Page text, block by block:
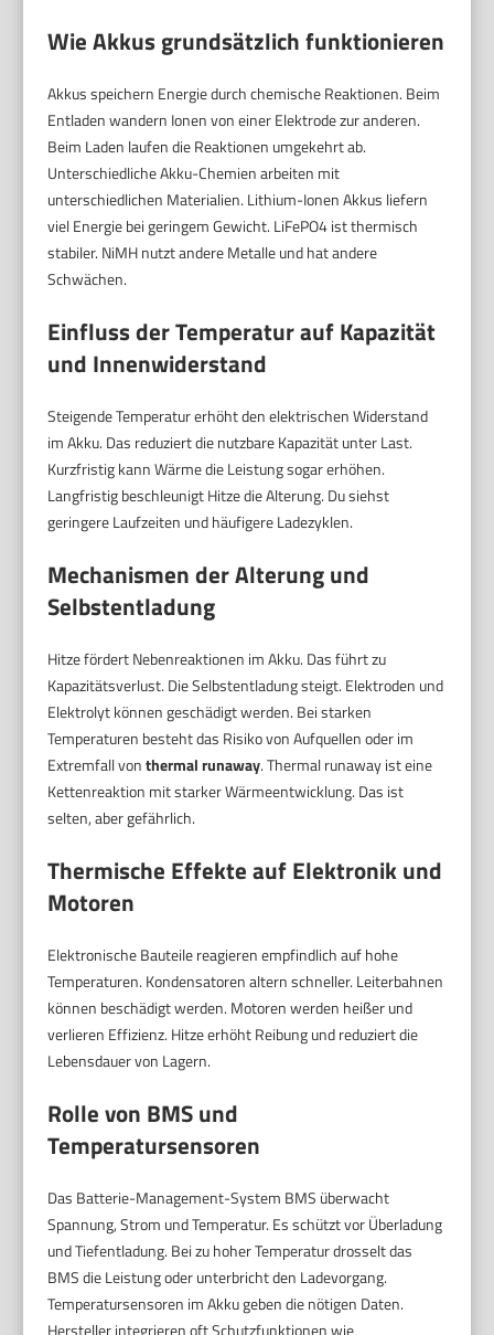
Wie Akkus grundsätzlich funktionieren
Akkus speichern Energie durch chemische Reaktionen. Beim
Entladen wandern Ionen von einer Elektrode zur anderen.
Beim Laden laufen die Reaktionen umgekehrt ab.
Unterschiedliche Akku-Chemien arbeiten mit
unterschiedlichen Materialien. Lithium-Ionen Akkus liefern
viel Energie bei geringem Gewicht. LiFePO4 ist thermisch
stabiler. NiMH nutzt andere Metalle und hat andere
Schwächen.
Einfluss der Temperatur auf Kapazität
und Innenwiderstand
Steigende Temperatur erhöht den elektrischen Widerstand
im Akku. Das reduziert die nutzbare Kapazität unter Last.
Kurzfristig kann Wärme die Leistung sogar erhöhen.
Langfristig beschleunigt Hitze die Alterung. Du siehst
geringere Laufzeiten und häufigere Ladezyklen.
Mechanismen der Alterung und
Selbstentladung
Hitze fördert Nebenreaktionen im Akku. Das führt zu
Kapazitätsverlust. Die Selbstentladung steigt. Elektroden und
Elektrolyt können geschädigt werden. Bei starken
Temperaturen besteht das Risiko von Aufquellen oder im
Extremfall vonthermal runaway. Thermal runaway ist eine
Kettenreaktion mit starker Wärmeentwicklung. Das ist
selten, aber gefährlich.
Thermische Effekte auf Elektronik und
Motoren
Elektronische Bauteile reagieren empfindlich auf hohe
Temperaturen. Kondensatoren altern schneller. Leiterbahnen
können beschädigt werden. Motoren werden heißer und
verlieren Effizienz. Hitze erhöht Reibung und reduziert die
Lebensdauer von Lagern.
Rolle von BMS und
Temperatursensoren
Das Batterie-Management-System BMS überwacht
Spannung, Strom und Temperatur. Es schützt vor Überladung
und Tiefentladung. Bei zu hoher Temperatur drosselt das
BMS die Leistung oder unterbricht den Ladevorgang.
Temperatursensoren im Akku geben die nötigen Daten.